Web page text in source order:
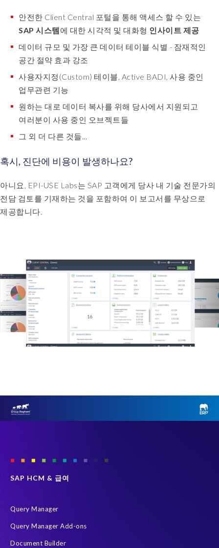
안전한 Client Central 포털을 통해 액세스 할 수 있는
SAP 시스템에 대한 시각적 및 대화형 인사이트 제공
데이터 규모 및 가장 큰 데이터 테이블 식별 - 잠재적인
공간 절약 효과 강조
사용자지정(Custom) 테이블, Active BADI, 사용 중인
업무관련 기능
원하는 대로 데이터 복사를 위해 당사에서 지원되고
여러분이 사용 중인 오브젝트들
그 외 더 다른 것들...
혹시, 진단에 비용이 발생하나요?
아니요, EPI-USE Labs는 SAP 고객에게 당사 내 기술 전문가의
전담 검토를 기재하는 것을 포함하여 이 보고서를 무상으로
제공합니다.
SAP HCM & 급여
Query Manager
Query Manager Add-ons
Document Builder